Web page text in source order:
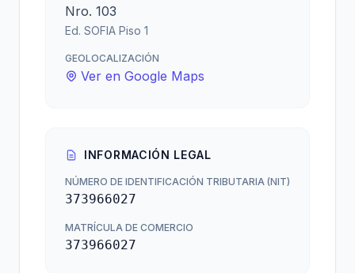
Nro. 103
Ed. SOFIA Piso 1
GEOLOCALIZACIÓN
Ver en Google Maps
INFORMACIÓN LEGAL
NÚMERO DE IDENTIFICACIÓN TRIBUTARIA (NIT)
373966027
MATRÍCULA DE COMERCIO
373966027